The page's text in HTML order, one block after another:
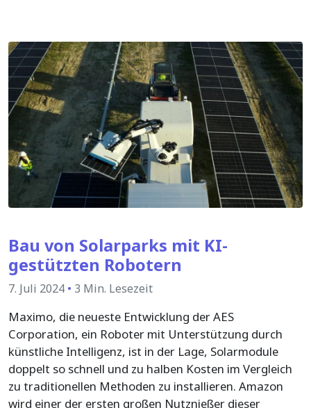
Bau von Solarparks mit KI-
gestützten Robotern
7. Juli 2024 • 3 Min. Lesezeit
Maximo, die neueste Entwicklung der AES
Corporation, ein Roboter mit Unterstützung durch
künstliche Intelligenz, ist in der Lage, Solarmodule
doppelt so schnell und zu halben Kosten im Vergleich
zu traditionellen Methoden zu installieren. Amazon
wird einer der ersten großen Nutznießer dieser